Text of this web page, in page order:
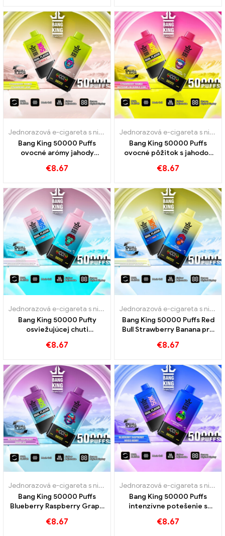
Jednorazová e-cigareta s nikotínom ,Jednorazové e-cigarety,
Bang King 50000 Puffs
ovocné arómy jahody
intenzívny zážitok z pary
€8.67
Jednorazová e-cigareta s nikotínom
Bang King 50000 Puffs
ovocné pôžitok s jahodou
€8.67
Jednorazová e-cigareta s nikotínom ,Jednorazové e-cigarety,
Bang King 50000 Pufty
osviežujúcej chuti
čučoriedky
€8.67
Jednorazová e-cigareta s nikotínom
Bang King 50000 Puffs Red
Bull Strawberry Banana pre
€8.67
Jednorazová e-cigareta s nikotínom ,Jednorazové e-cigarety,
Bang King 50000 Puffs
Blueberry Raspberry Grape
potešenie
€8.67
Jednorazová e-cigareta s nikotínom
Bang King 50000 Puffs
intenzívne potešenie s
čučoriedky maliny
€8.67